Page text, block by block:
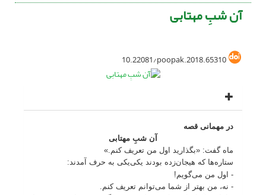
آن شبِ مهتابی
10.22081/poopak.2018.65310
در مهمانی قصه
آن شبِ مهتابی
ماه گفت: «بگذارید اول من تعریف کنم.»
ستاره‌ها که هیجان‌زده بودند یکی‌یکی به حرف آمدند:
- اول من می‌گویم!
- نه، من بهتر از شما می‌توانم تعریف کنم.